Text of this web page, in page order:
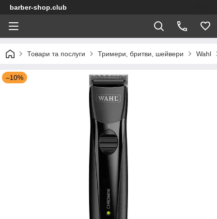
barber-shop.club
Товари та послуги Тримери, бритви, шейвери Wahl
–10%